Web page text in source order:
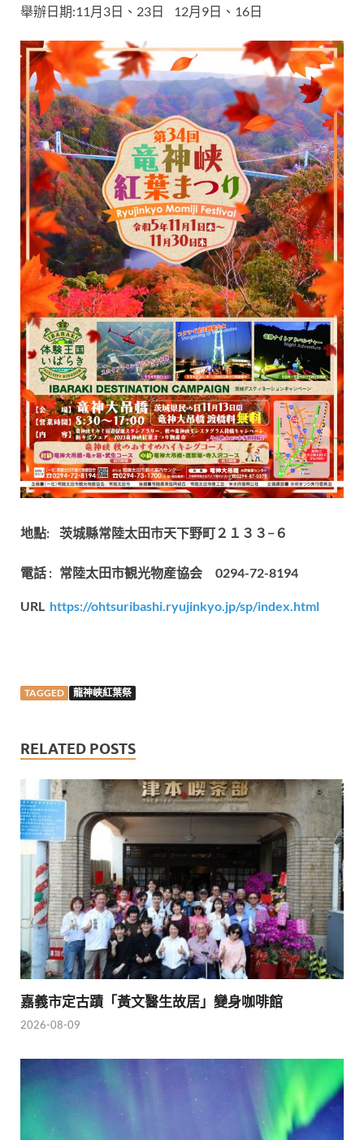
舉辦日期:11月3日、23日 12月9日、16日
地點: 茨城縣常陸太田市天下野町２１３３−６
電話 : 常陸太田市観光物産協会 0294-72-8194
URL https://ohtsuribashi.ryujinkyo.jp/sp/index.html
TAGGED 龍神峽紅葉祭
RELATED POSTS
嘉義市定古蹟「黃文醫生故居」變身咖啡館
2026-08-09